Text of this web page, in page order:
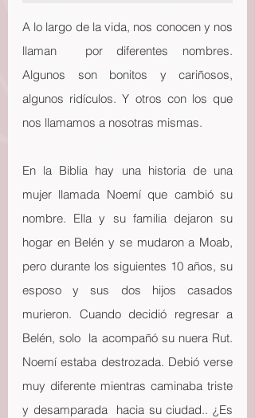
A lo largo de la vida, nos conocen y nos
llaman  por diferentes nombres.
Algunos son bonitos y cariñosos,
algunos ridículos. Y otros con los que
nos llamamos a nosotras mismas.
En la Biblia hay una historia de una
mujer llamada Noemí que cambió su
nombre. Ella y su familia dejaron su
hogar en Belén y se mudaron a Moab,
pero durante los siguientes 10 años, su
esposo y sus dos hijos casados
murieron. Cuando decidió regresar a
Belén, solo  la acompañó su nuera Rut.
Noemí estaba destrozada. Debió verse
muy diferente mientras caminaba triste
y desamparada  hacia su ciudad.. ¿Es